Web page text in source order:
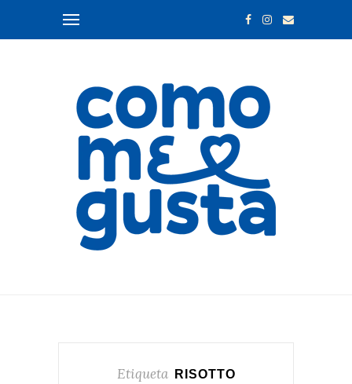
Etiqueta RISOTTO